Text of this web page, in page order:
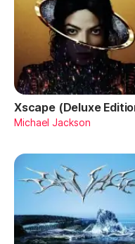
Xscape (Deluxe
Michael Jackson